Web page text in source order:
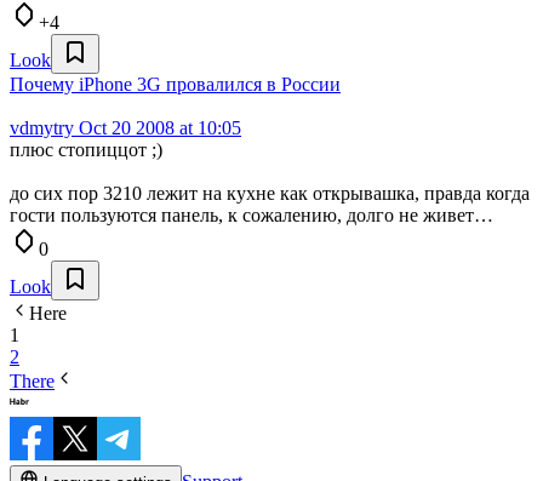
+4
Look
Почему iPhone 3G провалился в России
vdmytry Oct 20 2008 at 10:05
плюс стопиццот ;)
до сих пор 3210 лежит на кухне как открывашка, правда когда
гости пользуются панель, к сожалению, долго не живет…
0
Look
Here
1
2
There